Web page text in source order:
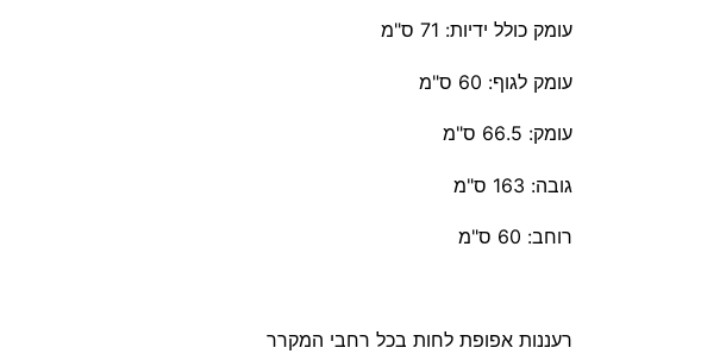
עומק כולל ידיות: 71 ס"מ
עומק לגוף: 60 ס"מ
עומק: 66.5 ס"מ
גובה: 163 ס"מ
רוחב: 60 ס"מ
רעננות אפופת לחות בכל רחבי המקרר